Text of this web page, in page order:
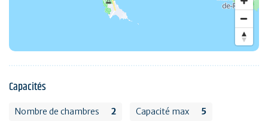
Capacités
Nombre de chambres 2 Capacité max 5